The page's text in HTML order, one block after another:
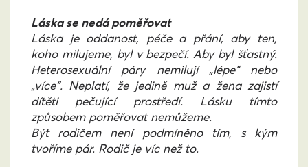
Láska se nedá poměřovat
Láska je oddanost, péče a přání, aby ten,
koho milujeme, byl v bezpečí. Aby byl šťastný.
Heterosexuální páry nemilují „lépe“ nebo
„více“. Neplatí, že jedině muž a žena zajistí
dítěti pečující prostředí. Lásku tímto
způsobem poměřovat nemůžeme.
Být rodičem není podmíněno tím, s kým
tvoříme pár. Rodič je víc než to.